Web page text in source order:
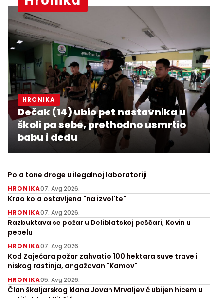
HRONIKA
Dečak (14) ubio pet nastavnika u
školi pa sebe, prethodno usmrtio
babu i dedu
Pola tone droge u ilegalnoj laboratoriji
HRONIKA07. Avg 2026.
Krao kola ostavljena "na izvol'te"
HRONIKA07. Avg 2026.
Razbuktava se požar u Deliblatskoj peščari, Kovin u
pepelu
HRONIKA07. Avg 2026.
Kod Zaječara požar zahvatio 100 hektara suve trave i
niskog rastinja, angažovan "Kamov"
HRONIKA05. Avg 2026.
Član škaljarskog klana Jovan Mrvaljević ubijen hicem u